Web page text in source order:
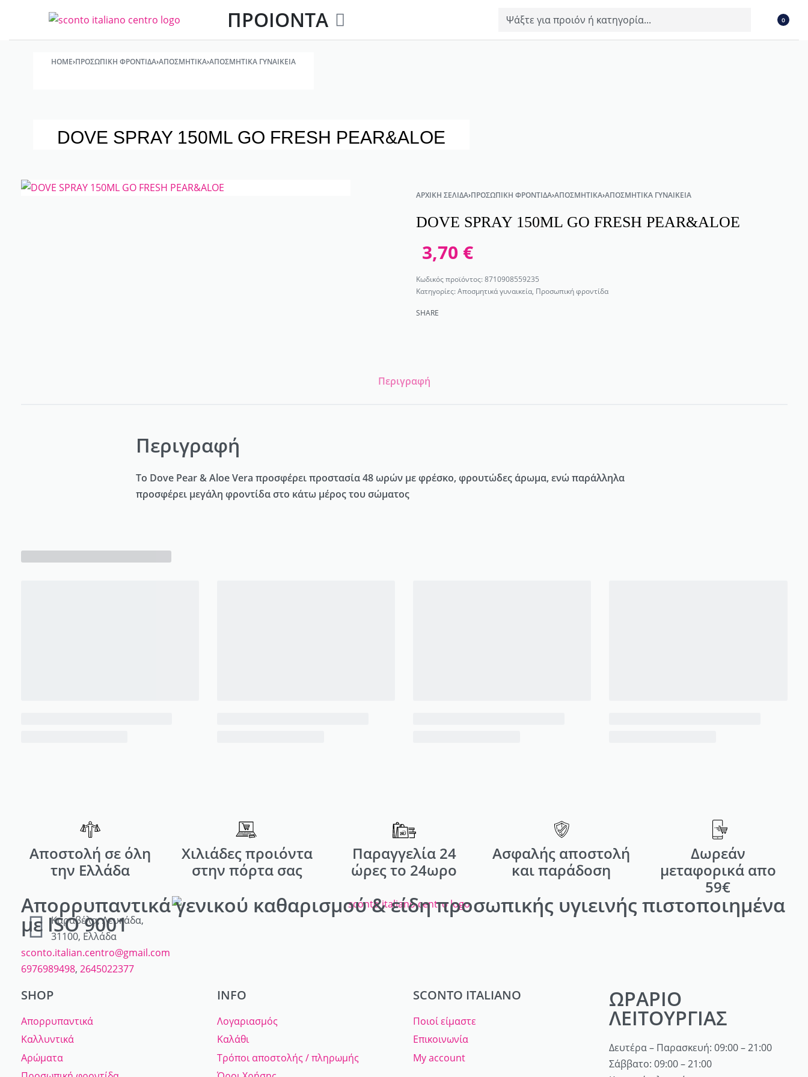
ΠΡΟΙΟΝΤΑ 0
HOME›ΠΡΟΣΩΠΙΚΉ ΦΡΟΝΤΊΔΑ›ΑΠΟΣΜΗΤΙΚΆ›ΑΠΟΣΜΗΤΙΚΆ ΓΥΝΑΙΚΕΊΑ
DOVE SPRAY 150ML GO FRESH PEAR&ALOE
ΑΡΧΙΚΉ ΣΕΛΊΔΑ›ΠΡΟΣΩΠΙΚΉ ΦΡΟΝΤΊΔΑ›ΑΠΟΣΜΗΤΙΚΆ›ΑΠΟΣΜΗΤΙΚΆ ΓΥΝΑΙΚΕΊΑ
DOVE SPRAY 150ML GO FRESH PEAR&ALOE
3,70 €
8710908559235
Κατηγορίες:Αποσμητικά γυναικεία, Προσωπική φροντίδα
SHARE
Περιγραφή
Περιγραφή
Το Dove Pear & Aloe Vera προσφέρει προστασία 48 ωρών με φρέσκο, φρουτώδες άρωμα, ενώ παράλληλα
προσφέρει μεγάλη φροντίδα στο κάτω μέρος του σώματος
Αποστολή σε όλη
την Ελλάδα
Χιλιάδες προιόντα
στην πόρτα σας
Παραγγελία 24
ώρες το 24ωρο
Ασφαλής αποστολή
και παράδοση
Δωρεάν
μεταφορικά απο
59€
Απορρυπαντικά γενικού καθαρισμού & είδη προσωπικής υγιεινής πιστοποιημένα
με ISO 9001
Καραβέλα, Λευκάδα,
31100, Ελλάδα
sconto.italian.centro@gmail.com
6976989498, 2645022377
SHOP
Απορρυπαντικά
Καλλυντικά
Αρώματα
INFO
Λογαριασμός
Καλάθι
Τρόποι αποστολής / πληρωμής
SCONTO ITALIANO
Ποιοί είμαστε
Επικοινωνία
My account
ΩΡΑΡΙΟ
ΛΕΙΤΟΥΡΓΙΑΣ
Δευτέρα – Παρασκευή: 09:00 – 21:00
Σάββατο: 09:00 – 21:00